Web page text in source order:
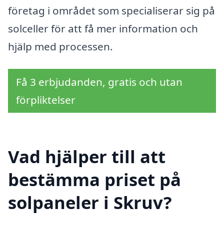
företag i området som specialiserar sig på
solceller för att få mer information och
hjälp med processen.
Få 3 erbjudanden, gratis och utan
förpliktelser
Vad hjälper till att
bestämma priset på
solpaneler i Skruv?